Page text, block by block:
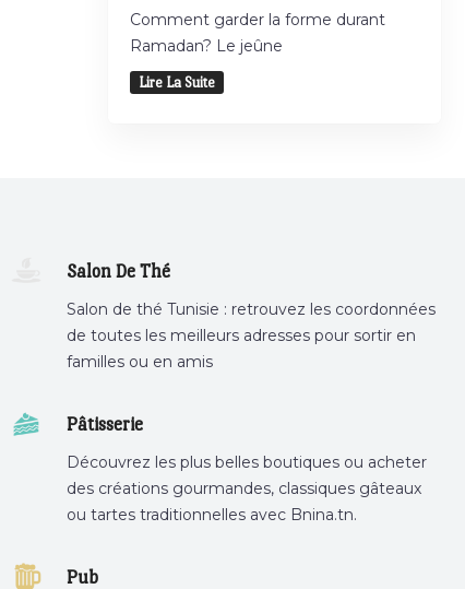
Comment garder la forme durant
Ramadan? Le jeûne
Lire La Suite
Salon De Thé
Salon de thé Tunisie : retrouvez les coordonnées
de toutes les meilleurs adresses pour sortir en
familles ou en amis
Pâtisserie
Découvrez les plus belles boutiques ou acheter
des créations gourmandes, classiques gâteaux
ou tartes traditionnelles avec Bnina.tn.
tunis, patisserie tunis, pâtisserie sousse .
Pub